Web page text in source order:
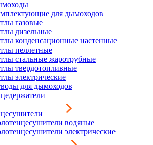
для дымоходов
газовые
дизельные
конденсационные настенные
пеллетные
стальные жаротрубные
твердотопливные
электрические
для дымоходов
водяные
электрические